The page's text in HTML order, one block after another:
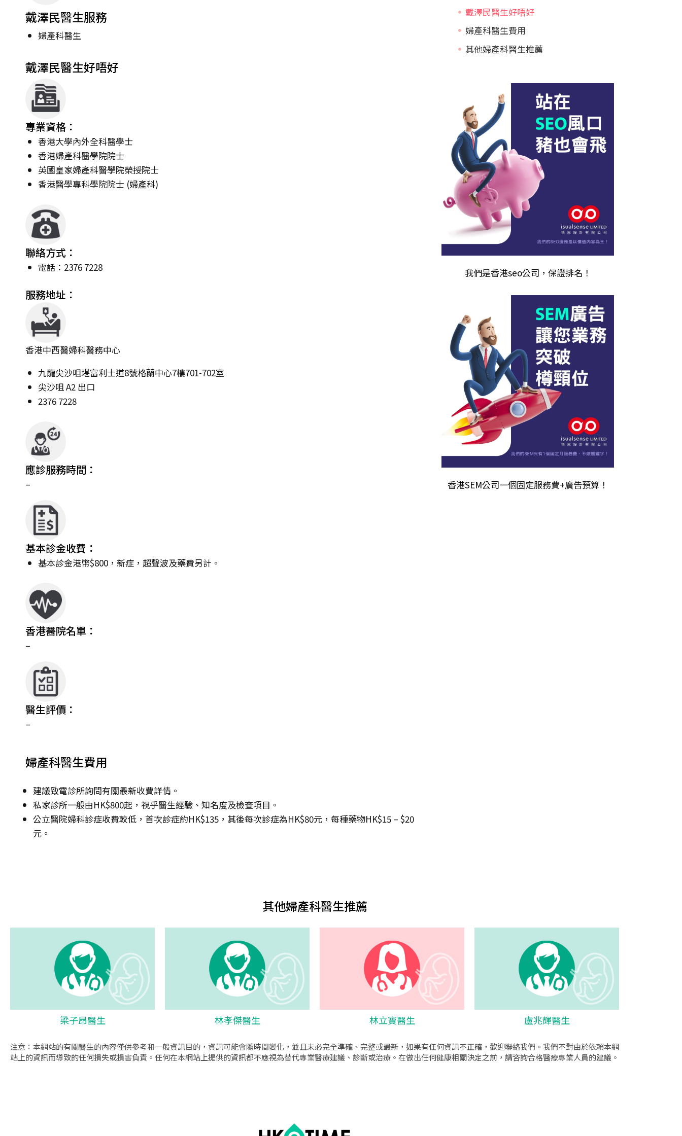
戴澤民醫生服務
婦產科醫生
戴澤民醫生好唔好
專業資格：
香港大學內外全科醫學士
香港婦產科醫學院院士
英國皇家婦產科醫學院榮授院士
香港醫學專科學院院士 (婦產科)
聯絡方式：
電話：2376 7228
服務地址：
香港中西醫婦科醫務中心
九龍尖沙咀堪富利士道8號格蘭中心7樓701-702室
尖沙咀 A2 出口
2376 7228
應診服務時間：
–
基本診金收費：
基本診金港幣$800，新症，超聲波及藥費另計。
香港醫院名單：
–
醫生評價：
–
婦產科醫生費用
建議致電診所詢問有關最新收費詳情。
私家診所一般由HK$800起，視乎醫生經驗、知名度及檢查項目。
公立醫院婦科診症收費較低，首次診症約HK$135，其後每次診症為HK$80元，每種藥物HK$15 – $20
元。
戴澤民醫生好唔好
婦產科醫生費用
其他婦產科醫生推薦
我們是香港seo公司 ，保證排名！
香港SEM公司一個固定服務費+廣告預算！
其他婦產科醫生推薦
梁子昂醫生 林孝傑醫生 林立寶醫生 盧兆輝醫生
注意：本網站的有關醫生的內容僅供參考和一般資訊目的，資訊可能會隨時間變化，並且未必完全準確、完整或最新，如果有任何資訊不正確，歡迎聯絡我們。我們不對由於依賴本網
站上的資訊而導致的任何損失或損害負責。任何在本網站上提供的資訊都不應視為替代專業醫療建議、診斷或治療。在做出任何健康相關決定之前，請咨詢合格醫療專業人員的建議。